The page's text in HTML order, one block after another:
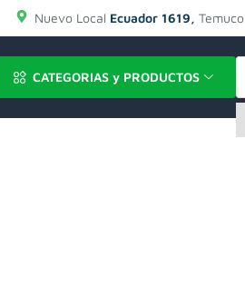
Nuevo Local Ecuador 1619, Temuco
CATEGORIAS y PRODUCTOS